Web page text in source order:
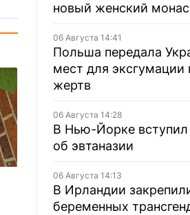
новый женский
06 Августа 14:41
Польша передала
мест для эксгумации
жертв
06 Августа 14:28
В Нью-Йорке вступил
об эвтаназии
06 Августа 14:13
В Ирландии
беременных